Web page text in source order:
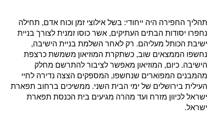
תהליך החפירה היה ייחודי: בשל אילוצי זמן וכוח אדם, תחילה
נחפרו יסודות הבתים העתיקים, אשר כוסו זמנית לצורך בניית
ישיבת הכותל מעליהם. רק לאחר השלמת בניית הישיבה,
נחשפו הממצאים שוב, כשתקרת המוזיאון משמשת כרצפת
הישיבה. כיום, המוזיאון מאפשר לציבור להתרשם מחלק
מהמבנים המפוארים שנחשפו, המספקים הצצה נדירה לחיי
העילית בירושלים של ימי הבית השני. ממשיכים ברחוב תפארת
ישראל לכיוון מזרח ועד מהרה מגיעים בית הכנסת תפארת
ישראל.